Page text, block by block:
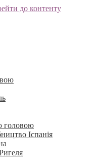
до контенту
головою
Іспанія